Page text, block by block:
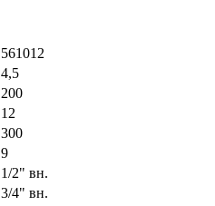
561012
4,5
200
12
300
9
1/2" вн.
3/4" вн.